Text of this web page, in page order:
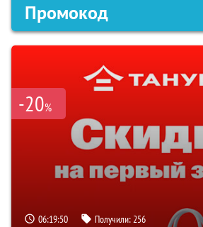
Промокод
-20%
06:19:49 Получили:256